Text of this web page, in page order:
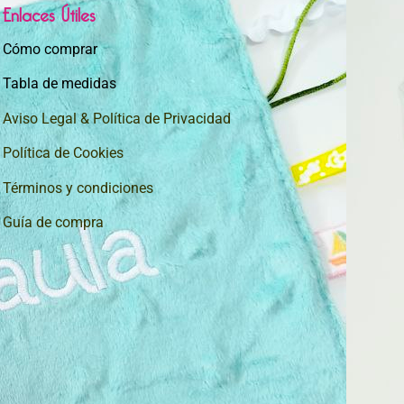
Enlaces Útiles
Cómo comprar
Tabla de medidas
Aviso Legal & Política de Privacidad
Política de Cookies
Términos y condiciones
Guía de compra